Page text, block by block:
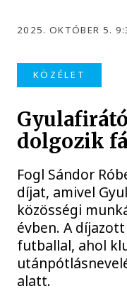
2025. OKTÓBER 5.
KÖZÉLET
dolgozik
Fogl Sándor
díjat, amivel
közösségi
évben. A
futballal, ahol
alatt.